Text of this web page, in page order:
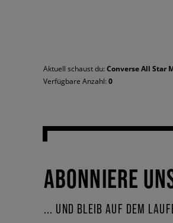
Aktuell schaust du: Converse All Star
Verfügbare Anzahl: 0
ABONNIERE
... UND BLEIB AUF DEM